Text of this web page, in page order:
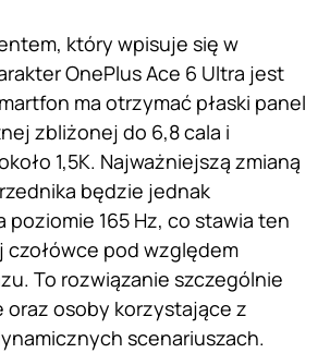
który wpisuje się w
OnePlus Ace 6 Ultra jest
ma otrzymać płaski panel
zbliżonej do 6,8 cala i
1,5K. Najważniejszą zmianą
będzie jednak
poziomie 165 Hz, co stawia ten
czołówce pod względem
To rozwiązanie szczególnie
oraz osoby korzystające z
scenariuszach.